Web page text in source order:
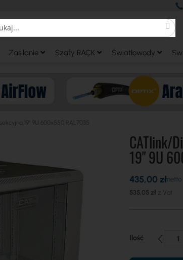
Zasilanie Szafy RACK Światłowody
19" 9U 600x550 RAL7035
CATlink/
19" 9U
535,05 zł
435,00 zł
Ilość